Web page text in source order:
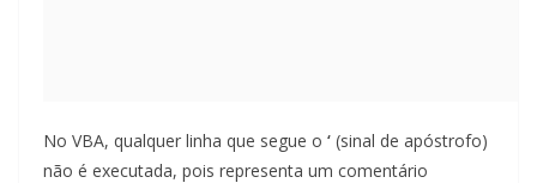
No VBA, qualquer linha que segue o ‘ (sinal de apóstrofo)
não é executada, pois representa um comentário